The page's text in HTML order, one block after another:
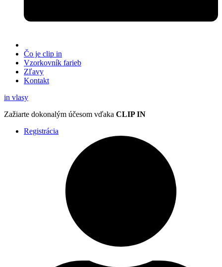
Čo je clip in
Vzorkovník farieb
Zľavy
Kontakt
in vlasy
Zažiarte dokonalým účesom vďaka CLIP IN
Registrácia